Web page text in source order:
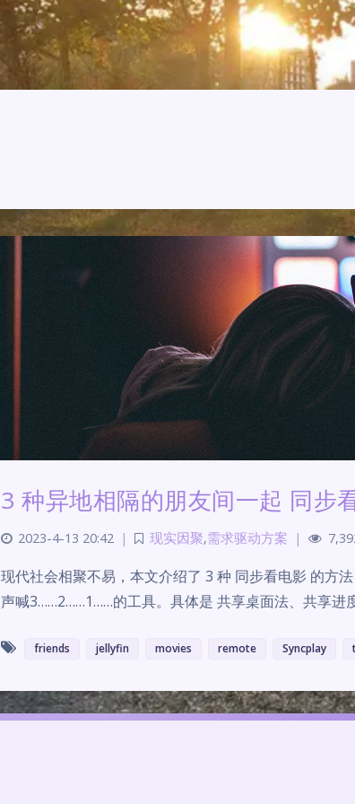
3 种异地相隔的朋友间一起 同步
2023-4-13 20:42 | 现实因聚,需求驱动方案 |
现代社会相聚不易，本文介绍了 3 种 同步看电影 的方
声喊3……2……1……的工具。具体是 共享桌面法、共享进
friends jellyfin movies remote Syncplay